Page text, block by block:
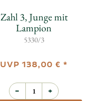
Zahl 3, Junge mit
Lampion
5330/3
UVP 138,00 € *
− +